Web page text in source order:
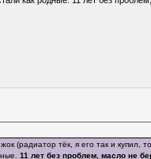
тёк, я его так и купил,
11 лет без проблем, масло не